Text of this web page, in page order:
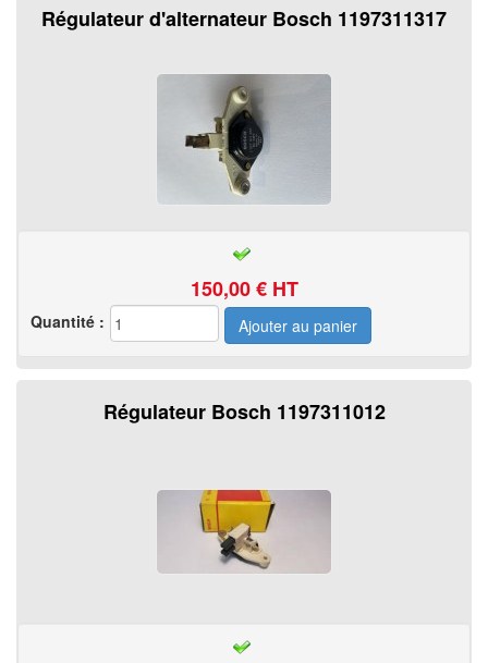
Régulateur d'alternateur Bosch 1197311317
150,00€ HT
Quantité :
Régulateur Bosch 1197311012